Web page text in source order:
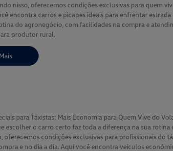
nisso, oferecemos condições exclusivas para quem
encontra carros e picapes ideais para enfrentar
do agronegócio, com facilidades na compra e
produtor rural.
para Taxistas: Mais Economia para Quem Vive do
escolher o carro certo faz toda a diferença na sua rotina
oferecemos condições exclusivas para profissionais do
e no dia a dia. Aqui você encontra veículos